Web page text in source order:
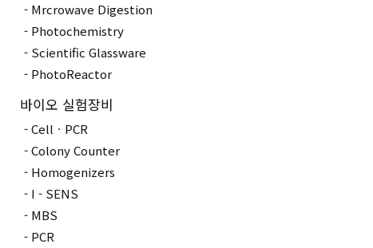
Mrcrowave Digestion
Photochemistry
Scientific Glassware
PhotoReactor
바이오 실험장비
CellㆍPCR
Colony Counter
Homogenizers
I - SENS
MBS
PCR